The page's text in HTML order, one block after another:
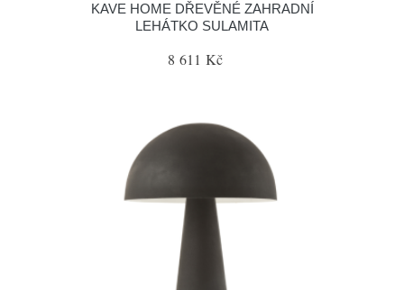
KAVE HOME DŘEVĚNÉ ZAHRADNÍ
LEHÁTKO SULAMITA
8 611 Kč